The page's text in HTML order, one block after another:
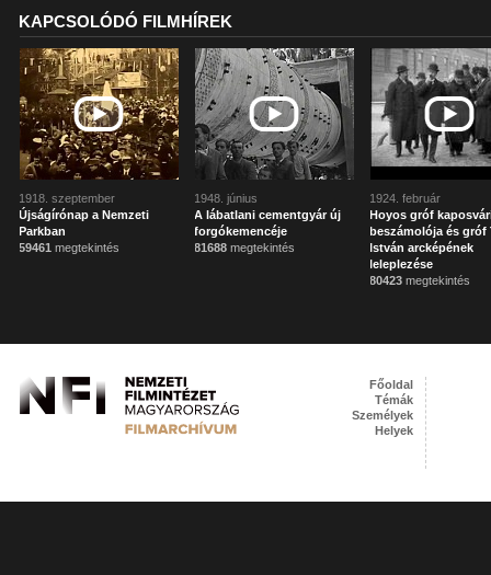
KAPCSOLÓDÓ FILMHÍREK
1918. szeptember
Újságírónap a Nemzeti
Parkban
59461 megtekintés
1948. június
A lábatlani cementgyár új
forgókemencéje
81688 megtekintés
1924. február
Hoyos gróf
beszámolója és gróf
István arcképének
leleplezése
80423 megtekintés
Főoldal
Témák
Személyek
Helyek